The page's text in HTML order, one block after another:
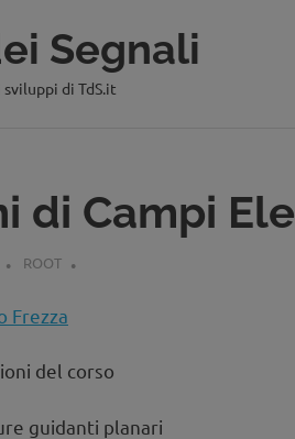
Segnali
di TdS.it
di Campi
ROOT
Frezza
del corso
guidanti planari